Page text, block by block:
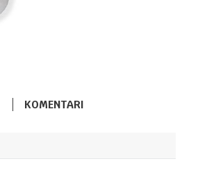
KOMENTARI
BEBETTO